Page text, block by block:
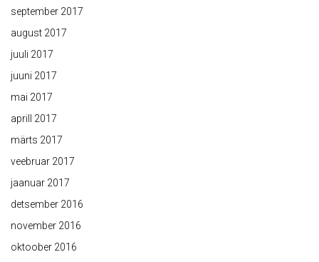
september 2017
august 2017
juuli 2017
juuni 2017
mai 2017
aprill 2017
märts 2017
veebruar 2017
jaanuar 2017
detsember 2016
november 2016
oktoober 2016